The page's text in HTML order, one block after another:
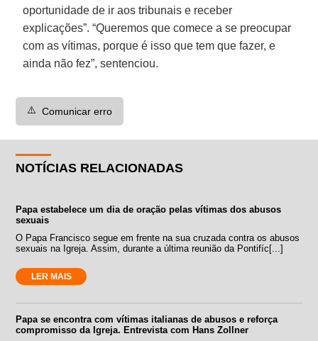
oportunidade de ir aos tribunais e receber
explicações”. “Queremos que comece a se preocupar
com as vítimas, porque é isso que tem que fazer, e
ainda não fez”, sentenciou.
⚠️ Comunicar erro
NOTÍCIAS RELACIONADAS
Papa estabelece um dia de oração pelas vítimas dos abusos
sexuais
O Papa Francisco segue em frente na sua cruzada contra os abusos
sexuais na Igreja. Assim, durante a última reunião da Pontifíc[...]
LER MAIS
Papa se encontra com vítimas italianas de abusos e reforça
compromisso da Igreja. Entrevista com Hans Zollner